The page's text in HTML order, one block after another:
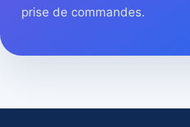
prise de commandes.